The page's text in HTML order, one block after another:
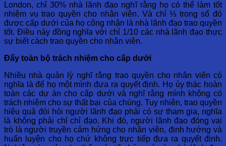
London, chỉ 30% nhà lãnh đạo nghĩ rằng họ có thể làm tốt
nhiệm vụ trao quyền cho nhân viên. Và chỉ ⅓ trong số đó
được cấp dưới của họ công nhận là nhà lãnh đạo trao quyền
tốt. Điều này đồng nghĩa với chỉ 1/10 các nhà lãnh đạo thực
sự biết cách trao quyền cho nhân viên.
Đẩy toàn bộ trách nhiệm cho cấp dưới
Nhiều nhà quản lý nghĩ rằng trao quyền cho nhân viên có
nghĩa là để họ một mình đưa ra quyết định. Họ ủy thác hoàn
toàn các dự án cho cấp dưới và nghĩ rằng mình không có
trách nhiệm cho sự thất bại của chúng. Tuy nhiên, trao quyền
hiệu quả đòi hỏi người lãnh đạo phải có sự tham gia, nghĩa
là không phải chỉ chỉ đạo. Khi đó, người lãnh đạo đóng vai
trò là người truyền cảm hứng cho nhân viên, định hướng và
huấn luyện cho họ chứ không trực tiếp đưa ra quyết định.